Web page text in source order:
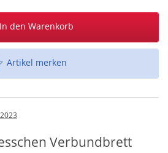
In den Warenkorb
Artikel merken
Verbundbrett